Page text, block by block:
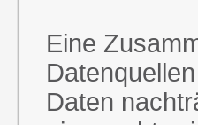
Eine
Daten